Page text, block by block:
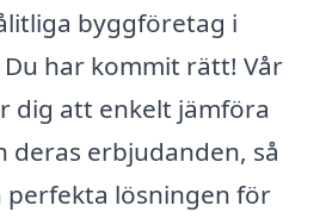
byggföretag i
Du har kommit rätt! Vår
dig att enkelt jämföra
deras erbjudanden, så
perfekta lösningen för